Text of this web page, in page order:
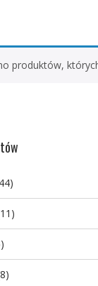
produktów,